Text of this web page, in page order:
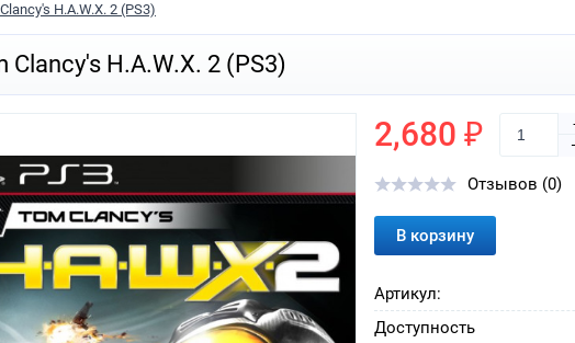
H.A.W.X. 2 (PS3)
Clancy's H.A.W.X. 2 (PS3)
2,680 ₽
Отзывов (0)
В корзину
Артикул:
Доступность